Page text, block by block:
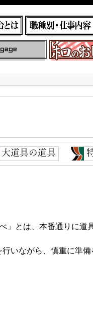
大道具の道具
とは、本番通りに道
いながら、慎重に準備